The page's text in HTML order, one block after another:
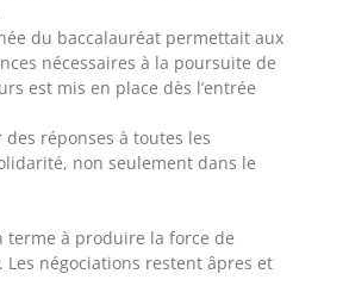
du baccalauréat permettait aux
nécessaires à la poursuite de
est mis en place dès l’entrée
réponses à toutes les
non seulement dans le
terme à produire la force de
négociations restent âpres et